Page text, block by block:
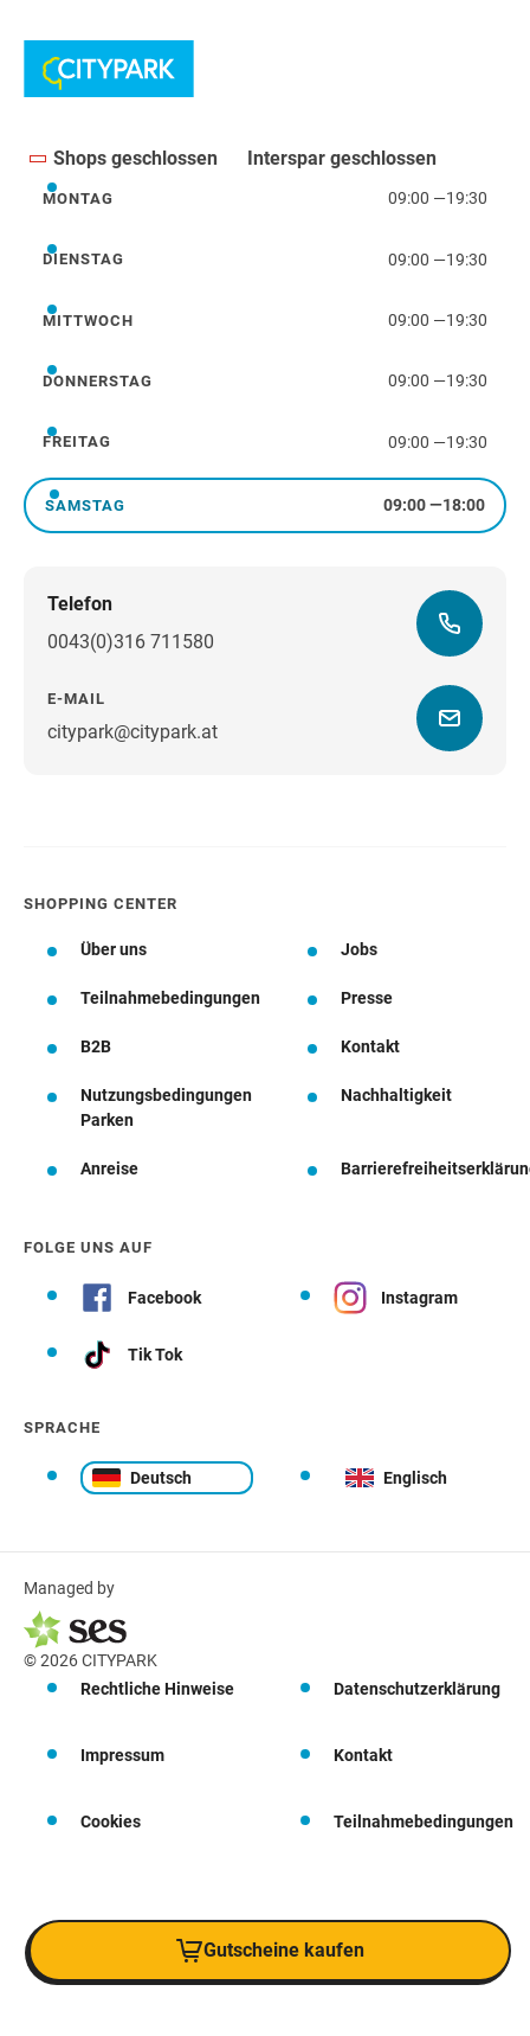
Shops geschlossen Interspar geschlossen
Montag
MONTAG 09:00 —19:30
Dienstag
DIENSTAG 09:00 —19:30
Mittwoch
MITTWOCH 09:00 —19:30
Donnerstag
DONNERSTAG 09:00 —19:30
Freitag
FREITAG 09:00 —19:30
Samstag
SAMSTAG 09:00—18:00
Telefon
0043(0)316 711580
E-MAIL
citypark@citypark.atWegbeschreibung
SHOPPING CENTER
Über uns Jobs
Teilnahmebedingungen Presse
B2B Kontakt
Nutzungsbedingungen
Parken
Nachhaltigkeit
Anreise
FOLGE UNS AUF
Facebook Instagram
Tik Tok
SPRACHE
Deutsch Englisch
Managed by
© 2026 CITYPARK
Rechtliche Hinweise
Datenschutzerklärung
Impressum Kontakt
Cookies Teilnahmebedingungen
Gutscheine kaufen